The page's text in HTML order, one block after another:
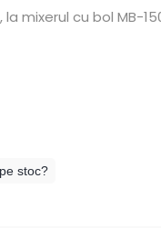
mixerul cu bol MB-
stoc?